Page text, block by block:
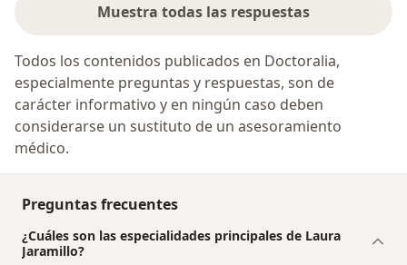
Muestra todas las respuestas
Todos los contenidos publicados en Doctoralia,
especialmente preguntas y respuestas, son de
carácter informativo y en ningún caso deben
considerarse un sustituto de un asesoramiento
médico.
Preguntas frecuentes
¿Cuáles son las especialidades principales de Laura
Jaramillo?